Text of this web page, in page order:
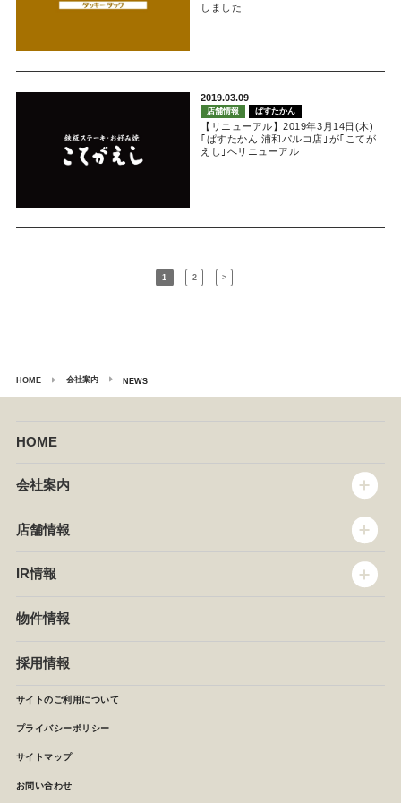
しました
2019.03.09
店舗情報 ぱすたかん
【リニューアル】2019年3月14日(木)
｢ぱすたかん 浦和パルコ店｣が｢こてが
えし｣へリニューアル
1 2 >
HOME 会社案内 NEWS
HOME
会社案内
企業情報
セントラルキッチン
NEWS
店舗情報
椿屋珈琲
イタリアンダイニングDONA
店舗検索
IR情報
IRニュース
月次報告
決算短信
株主の皆様へ
よくあるご質問 (株主優待制度)
物件情報
採用情報
サイトのご利用について
プライバシーポリシー
サイトマップ
お問い合わせ